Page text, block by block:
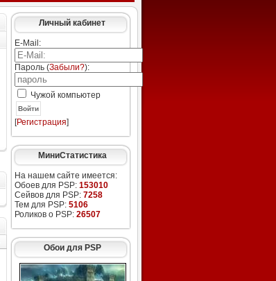
Личный кабинет
E-Mail:
Пароль (Забыли?):
Чужой компьютер
Войти
[Регистрация]
МиниСтатистика
На нашем сайте имеется:
Обоев для PSP: 153010
Сейвов для PSP: 7258
Тем для PSP: 5106
Роликов о PSP: 26507
Обои для PSP